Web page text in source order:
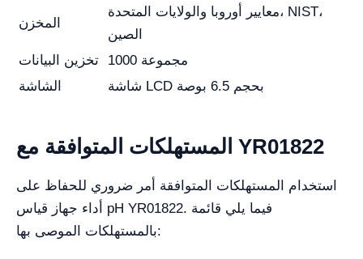
المخزن
معايير أوروبا والولايات المتحدة، NIST،
الصين
تخزين البيانات
1000 مجموعة
الشاشة
شاشة LCD بحجم 6.5 بوصة
المستهلكات المتوافقة مع YR01822
استخدام المستهلكات المتوافقة أمر ضروري للحفاظ على
أداء جهاز قياس pH YR01822. فيما يلي قائمة
بالمستهلكات الموصى بها: